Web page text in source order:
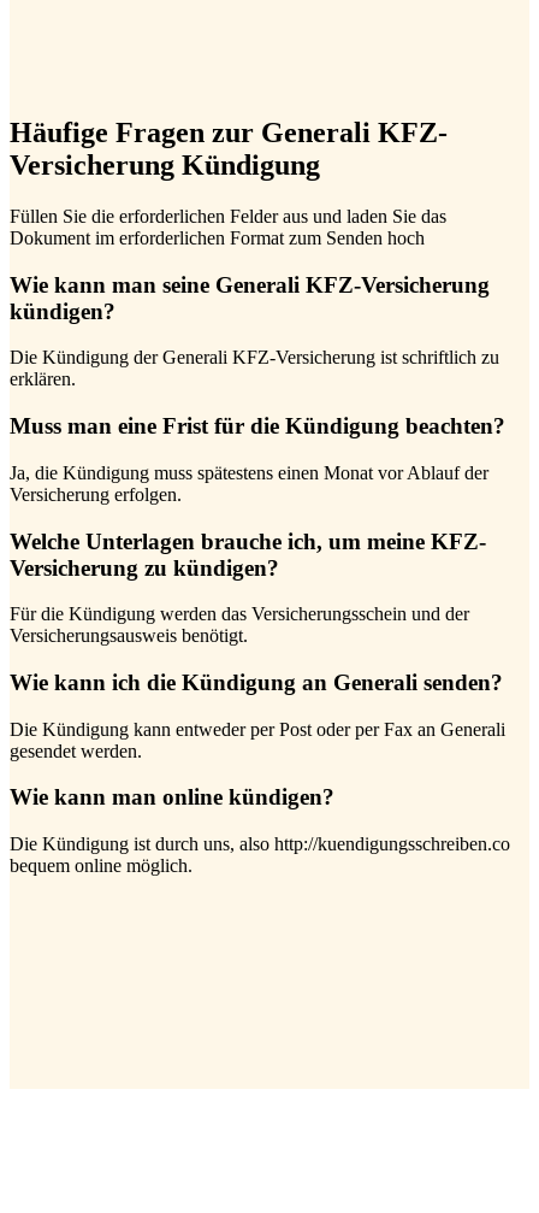
Häufige Fragen zur Generali KFZ-
Versicherung Kündigung
Füllen Sie die erforderlichen Felder aus und laden Sie das
Dokument im erforderlichen Format zum Senden hoch
Wie kann man seine Generali KFZ-Versicherung
kündigen?
Die Kündigung der Generali KFZ-Versicherung ist schriftlich zu
erklären.
Muss man eine Frist für die Kündigung beachten?
Ja, die Kündigung muss spätestens einen Monat vor Ablauf der
Versicherung erfolgen.
Welche Unterlagen brauche ich, um meine KFZ-
Versicherung zu kündigen?
Für die Kündigung werden das Versicherungsschein und der
Versicherungsausweis benötigt.
Wie kann ich die Kündigung an Generali senden?
Die Kündigung kann entweder per Post oder per Fax an Generali
gesendet werden.
Wie kann man online kündigen?
Die Kündigung ist durch uns, also http://kuendigungsschreiben.co
bequem online möglich.